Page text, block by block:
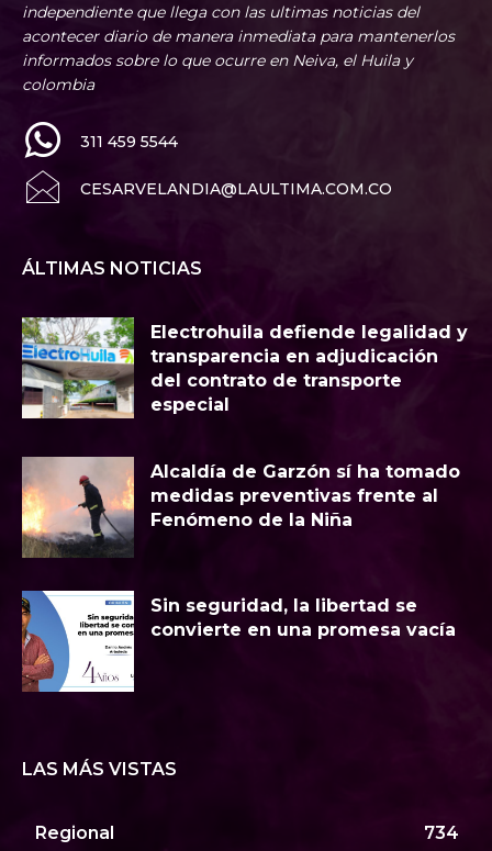
independiente que llega con las ultimas noticias del
acontecer diario de manera inmediata para mantenerlos
informados sobre lo que ocurre en Neiva, el Huila y
colombia
311 459 5544
CESARVELANDIA@LAULTIMA.COM.CO
ÁLTIMAS NOTICIAS
Electrohuila defiende legalidad y
transparencia en adjudicación
del contrato de transporte
especial
Alcaldía de Garzón sí ha tomado
medidas preventivas frente al
Fenómeno de la Niña
Sin seguridad, la libertad se
convierte en una promesa vacía
LAS MÁS VISTAS
Regional 734